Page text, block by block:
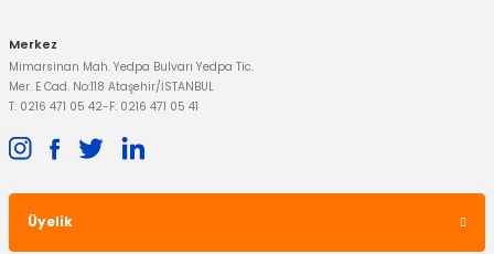
Merkez
Mimarsinan Mah. Yedpa Bulvarı Yedpa Tic.
Mer. E Cad. No:118 Ataşehir/İSTANBUL
T: 0216 471 05 42-F: 0216 471 05 41
Üyelik